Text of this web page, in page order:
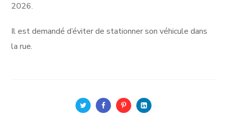
2026.
Il est demandé d’éviter de stationner son véhicule dans
la rue.